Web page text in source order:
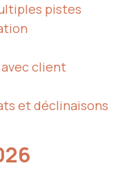
pistes
client
et déclinaisons